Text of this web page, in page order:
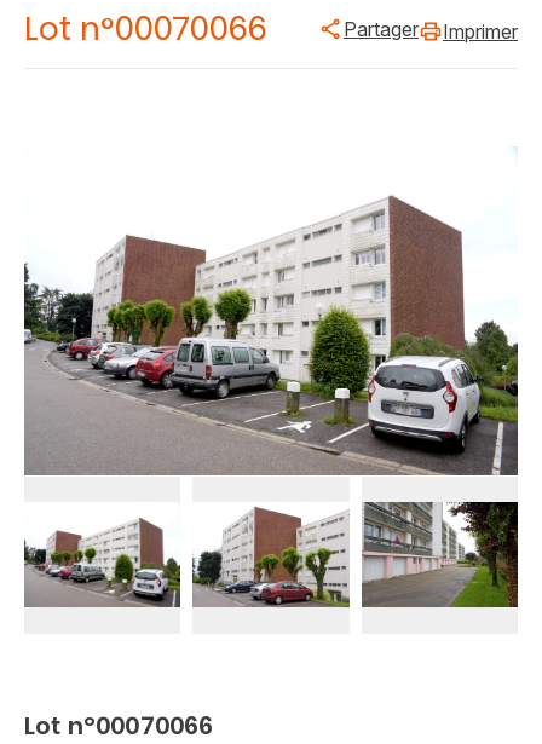
Lot n°00070066 Partager Imprimer
Lot n°00070066